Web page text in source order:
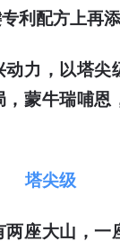
利配方上再添
力，以塔尖
，蒙牛瑞哺恩
塔尖级
座大山，一